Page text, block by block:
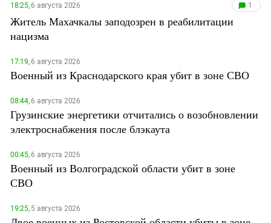
18:25,6 августа 2026 1
Житель Махачкалы заподозрен в реабилитации
нацизма
17:19,6 августа 2026
Военный из Краснодарского края убит в зоне СВО
08:44,6 августа 2026
Грузинские энергетики отчитались о возобновлении
электроснабжения после блэкаута
00:45,6 августа 2026
Военный из Волгоградской области убит в зоне
СВО
19:25,5 августа 2026